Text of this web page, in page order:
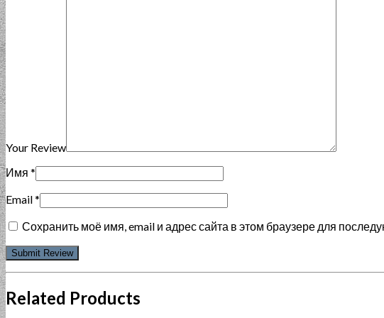
Your Review
Имя *
Email*
Сохранить моё имя, email и адрес сайта в этом браузере для
Related Products